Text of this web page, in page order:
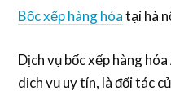
Bốc xếp hàng hóatại hà
Dịch vụ bốc xếp hàng
dịch vụ uy tín, là đối tác